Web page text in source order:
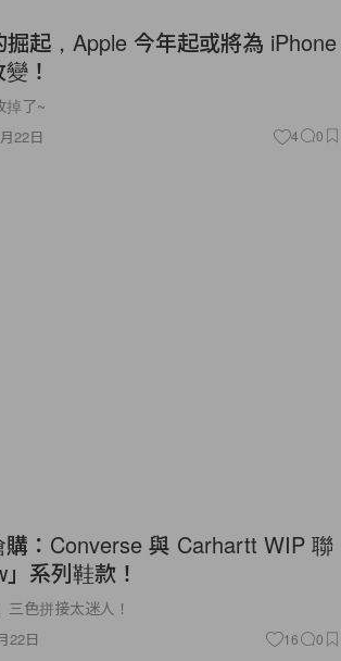
起，Apple 今年起或將為 iPhone
！
掉了~
22日 4 0
：Converse 與 Carhartt WIP 聯
系列鞋款！
色拼接太迷人！
22日 16 0